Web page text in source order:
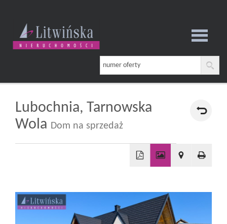
Strona
główna
Lubochnia, Tarnowska
Wola Dom na sprzedaż
−